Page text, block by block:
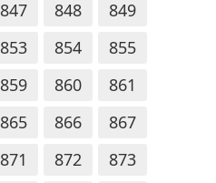
847 848
849
853 854
855
859 860
861
865 866
867
871 872
873